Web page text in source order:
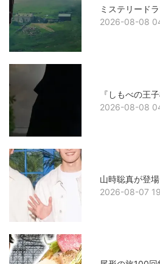
ミステリード
2026-08-08
『しもべの王
2026-08-08
山時聡真が登場
2026-08-07